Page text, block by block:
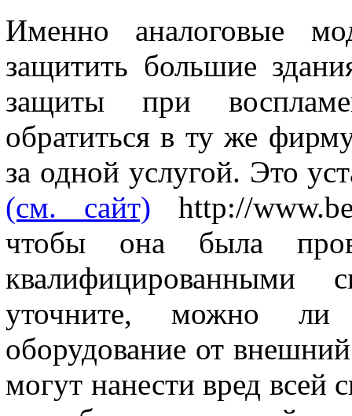
Именно аналоговые
защитить большие
защиты при
обратиться в ту же
за одной услугой. Это
(см. сайт) http://
чтобы она была
квалифицированными
уточните, можно ли
оборудование от
могут нанести вред всей